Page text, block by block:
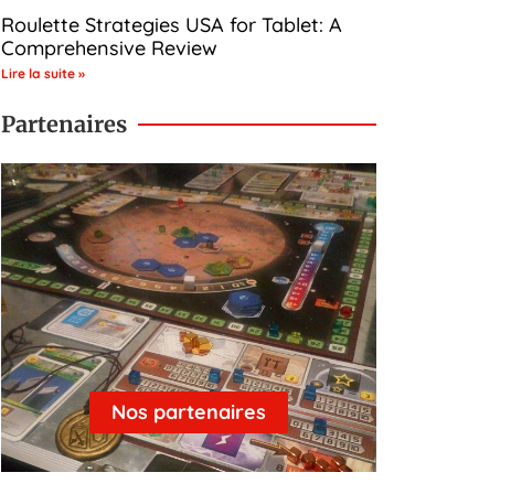
Roulette Strategies USA for Tablet: A
Comprehensive Review
Lire la suite »
Partenaires
Nos partenaires